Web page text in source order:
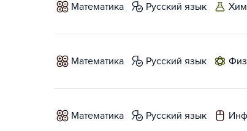
математика русский язык
математика русский язык
математика русский язык